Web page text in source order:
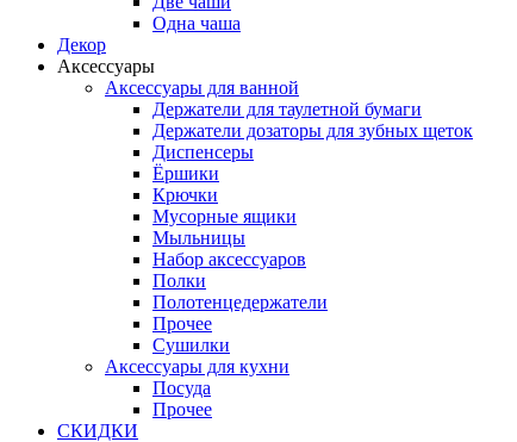
Одна чаша
Декор
Аксессуары
Аксессуары для ванной
Держатели для таулетной бумаги
Держатели дозаторы для зубных щеток
Диспенсеры
Ёршики
Крючки
Мусорные ящики
Мыльницы
Набор аксессуаров
Полки
Полотенцедержатели
Прочее
Сушилки
Аксессуары для кухни
Посуда
Прочее
СКИДКИ